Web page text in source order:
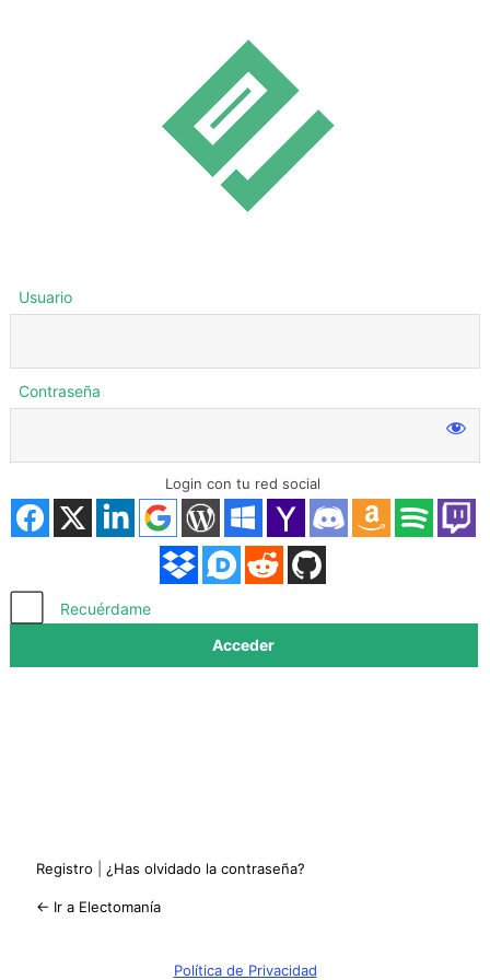
Acceder
Usuario
Contraseña
Login con tu red social
Recuérdame
Registro ¿Has olvidado la contraseña?
← Ir a Electomanía
Política de Privacidad